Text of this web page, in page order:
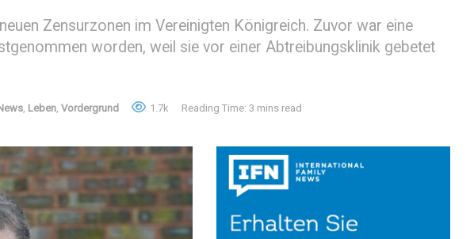
Zensurzonen im Vereinigten Königreich. Zuvor war eine
worden, weil sie vor einer Abtreibungsklinik gebetet
, Leben, Vordergrund 1.7k Reading Time: 3 mins read